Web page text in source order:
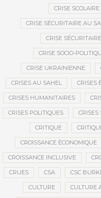
CRISE SCOLAIRE
CRISE SÉCURITAIRE AU
CRISE
CRISE SOCIO-
CRISE UKRAINIENNE
CRISES AU SAHEL CRISES
CRISES HUMANITAIRES
CRISES POLITIQUES CRISES
CRITIQUE
CROISSANCE ÉCONOMIQUE
CROISSANCE INCLUSIVE
CRUES CSA CSC
CULTURE CULTURE